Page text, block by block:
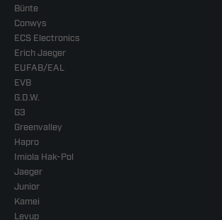
Bünte
Conwys
ECS Electronics
Erich Jaeger
EUFAB/EAL
EVB
G.D.W.
G3
Greenvalley
Hapro
Imiola Hak-Pol
Jaeger
Junior
Kamei
Levup